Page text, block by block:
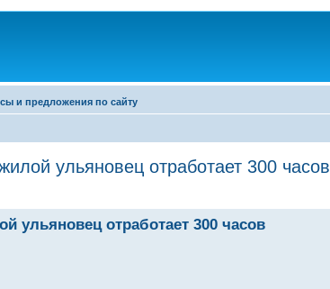
и предложения по сайту
ульяновец отработает 300 часов
ульяновец отработает 300 часов